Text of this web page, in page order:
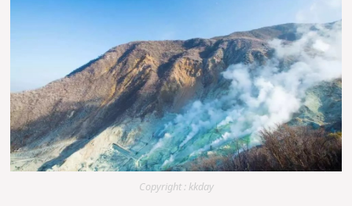
Copyright : kkday